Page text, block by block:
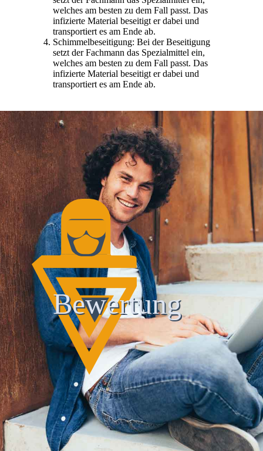
welches am besten zu dem Fall passt. Das
infizierte Material beseitigt er dabei und
transportiert es am Ende ab.
Schimmelbeseitigung: Bei der Beseitigung
setzt der Fachmann das Spezialmittel ein,
welches am besten zu dem Fall passt. Das
infizierte Material beseitigt er dabei und
transportiert es am Ende ab.
Bewertung